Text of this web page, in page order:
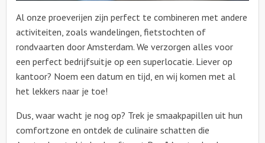
Al onze proeverijen zijn perfect te combineren met andere
activiteiten, zoals wandelingen, fietstochten of
rondvaarten door Amsterdam. We verzorgen alles voor
een perfect bedrijfsuitje op een superlocatie. Liever op
kantoor? Noem een datum en tijd, en wij komen met al
het lekkers naar je toe!
Dus, waar wacht je nog op? Trek je smaakpapillen uit hun
comfortzone en ontdek de culinaire schatten die